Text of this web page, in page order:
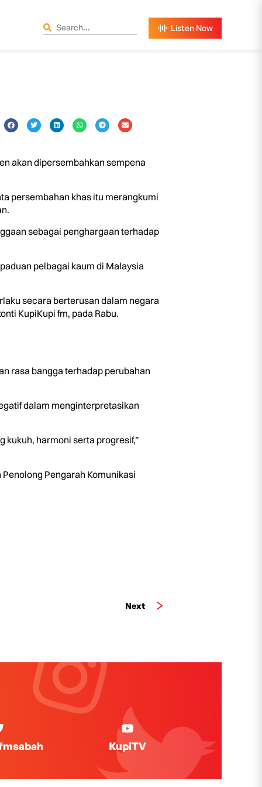
akan dipersembahkan sempena
persembahan khas itu merangkumi
sebagai penghargaan terhadap
pelbagai kaum di Malaysia
secara berterusan dalam negara
KupiKupi fm, pada Rabu.
rasa bangga terhadap perubahan
dalam menginterpretasikan
kukuh, harmoni serta progresif,”
Pengarah Komunikasi
Next
KupiTV